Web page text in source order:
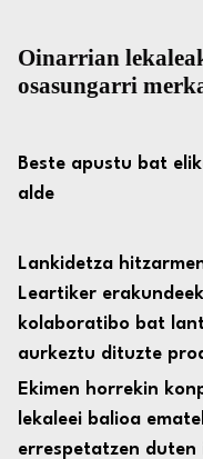
Oinarrian
osasungarri
Beste apustu bat
alde
Lankidetza
Leartiker
kolaboratibo bat
aurkeztu dituzte
Ekimen horrekin
lekaleei balioa
errespetatzen